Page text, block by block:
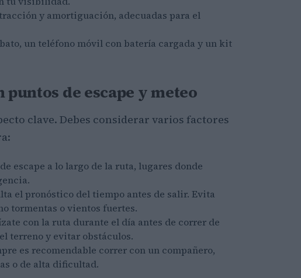
y amortiguación, adecuadas para el
un teléfono móvil con batería cargada y un kit
de escape y meteo
clave. Debes considerar varios factores
escape a lo largo de la ruta, lugares donde
el pronóstico del tiempo antes de salir. Evita
tormentas o vientos fuertes.
con la ruta durante el día antes de correr de
terreno y evitar obstáculos.
es recomendable correr con un compañero,
o de alta dificultad.